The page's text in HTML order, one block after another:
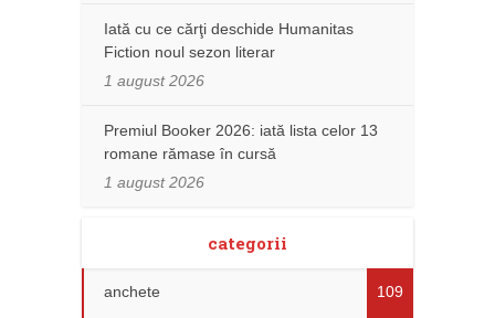
Iată cu ce cărţi deschide Humanitas
Fiction noul sezon literar
1 august 2026
Premiul Booker 2026: iată lista celor 13
romane rămase în cursă
1 august 2026
categorii
anchete 109